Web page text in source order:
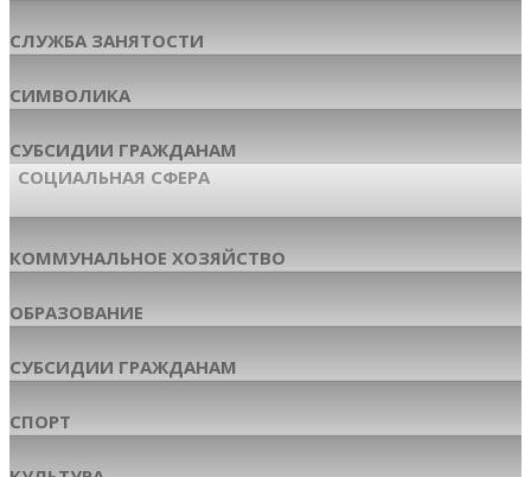
СЛУЖБА ЗАНЯТОСТИ
СИМВОЛИКА
СУБСИДИИ ГРАЖДАНАМ
СОЦИАЛЬНАЯ СФЕРА
КОММУНАЛЬНОЕ ХОЗЯЙСТВО
ОБРАЗОВАНИЕ
СУБСИДИИ ГРАЖДАНАМ
СПОРТ